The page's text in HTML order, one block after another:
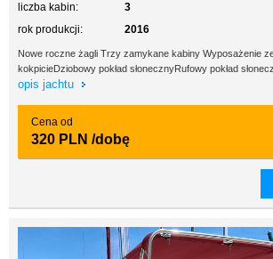
liczba kabin:
3
rok produkcji:
2016
Nowe roczne żagli Trzy zamykane kabiny Wyposażenie
kokpicieDziobowy pokład słonecznyRufowy pokład
opis jachtu
Cena od
320 PLN /dobę